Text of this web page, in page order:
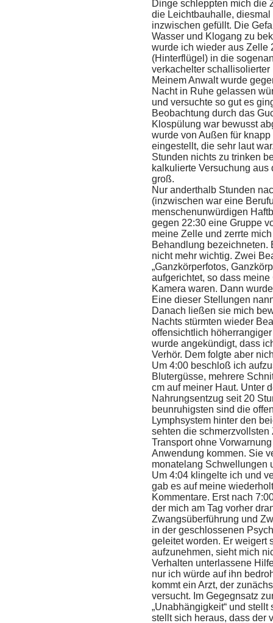
Dinge schleppten mich die
die Leichtbauhalle,
inzwischen gefüllt. Die
Wasser und Klogang zu
wurde ich wieder aus Zelle
(Hinterflügel) in die
verkachelter
Meinem Anwalt wurde
Nacht in Ruhe gelassen
und versuchte so gut es
Beobachtung durch das
Klospülung war bewusst
wurde von Außen für
eingestellt, die sehr laut
Stunden nichts zu trinken
kalkulierte Versuchung
groß.
Nur anderthalb Stunden
(inzwischen war eine
menschenunwürdigen
gegen 22:30 eine Gruppe
meine Zelle und zerrte
Behandlung bezeichneten.
nicht mehr wichtig. Zwei
„Ganzkörperfotos,
aufgerichtet, so dass
Kamera waren. Dann
Eine dieser Stellungen
Danach ließen sie mich
Nachts stürmten wieder
offensichtlich
wurde angekündigt, dass
Verhör. Dem folgte aber
Um 4:00 beschloß ich
Blutergüsse, mehrere
cm auf meiner Haut. Unter
Nahrungsentzug seit 20
beunruhigsten sind die
Lymphsystem hinter den
sehten die
Transport ohne
Anwendung kommen. Sie
monatelang Schwellungen
Um 4:04 klingelte ich und
gab es auf meine
Kommentare. Erst nach
der mich am Tag vorher
Zwangsüberführung und
in der geschlossenen
geleitet worden. Er weigert
aufzunehmen, sieht mich
Verhalten unterlassene
nur ich würde auf ihn
kommt ein Arzt, der
versucht. Im Gegegnsatz
„Unabhängigkeit“ und
stellt sich heraus, dass der